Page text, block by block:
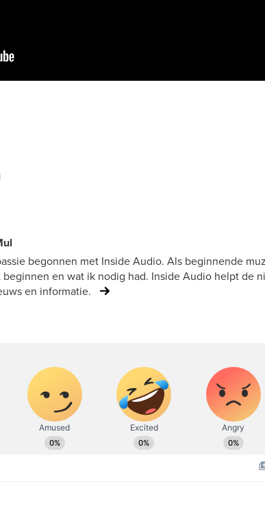
begonnen met Inside Audio. Als beginnende
beginnen en wat ik nodig had. Inside Audio helpt de
en informatie.